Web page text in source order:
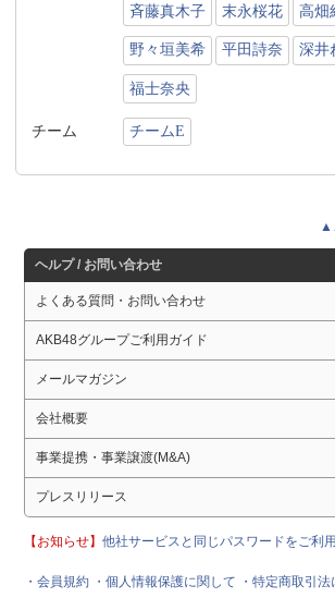
斉藤真木子 末永桜花 高畑
野々垣美希 平田詩奈 深井
福士奈央
チーム チームE
▲
ヘルプ / お問い合わせ
よくある質問・お問い合わせ
AKB48グループご利用ガイド
メールマガジン
会社概要
事業提携・事業譲渡(M&A)
プレスリリース
【お知らせ】他社サービスと同じパスワードをご利
・会員規約 ・個人情報保護に関して ・特定商取引